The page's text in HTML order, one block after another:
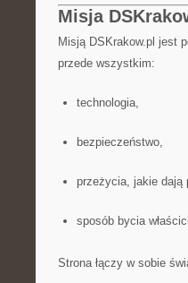
Misja
Misją DSKrakow.pl jest
przede wszystkim:
technologia,
bezpieczeństwo,
przeżycia, jakie dają
sposób bycia
Strona łączy w sobie